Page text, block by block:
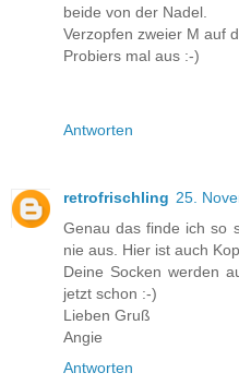
beide von der Nadel.
Verzopfen zweier M auf
Probiers mal aus :-)
Antworten
retrofrischling 25.
Genau das finde ich so
nie aus. Hier ist auch
Deine Socken werden
jetzt schon :-)
Lieben Gruß
Angie
Antworten